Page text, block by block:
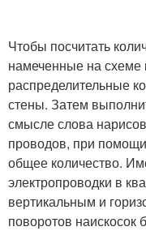
Чтобы посчитать
намеченные на
распределительные
стены. Затем
смысле слова
проводов, при помощи
общее количество.
электропроводки в
вертикальным и
поворотов наискосок